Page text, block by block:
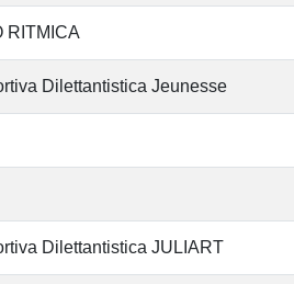
RITMICA
Dilettantistica Jeunesse
Dilettantistica JULIART